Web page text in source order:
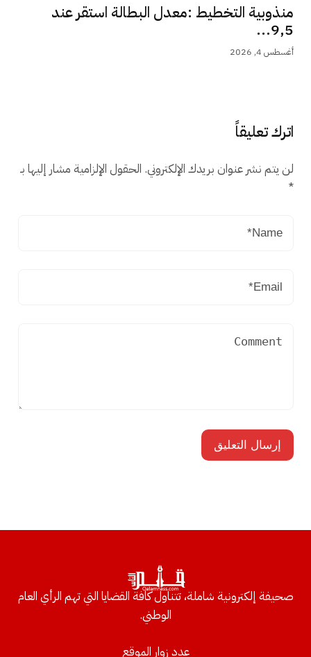
منذوبية التخطيط :معدل البطالة استقر عند
9,5...
أغسطس 4, 2026
اترك تعليقاً
لن يتم نشر عنوان بريدك الإلكتروني. الحقول الإلزامية مشار إليها بـ
*
صحيفة إلكترونية شاملة، تتناول كافة القضايا التي تهم الرأي العام
الوطني.
عدد زوار الموقع